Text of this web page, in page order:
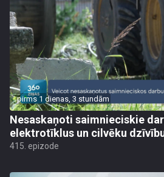
pirms 1 dienas, 3 stundām
Nesaskaņoti saimnieciskie
elektrotīklus un cilvēku
415. epizode